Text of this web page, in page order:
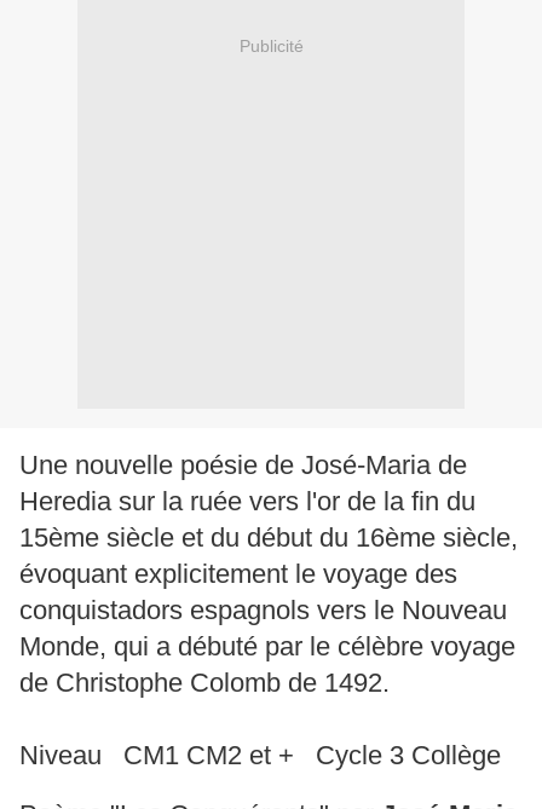
Publicité
Une nouvelle poésie de José-Maria de
Heredia sur la ruée vers l'or de la fin du
15ème siècle et du début du 16ème siècle,
évoquant explicitement le voyage des
conquistadors espagnols vers le Nouveau
Monde, qui a débuté par le célèbre voyage
de Christophe Colomb de 1492.
Niveau CM1 CM2 et + Cycle 3 Collège